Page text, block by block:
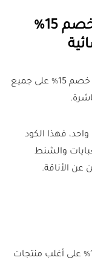
كود خصم لافي 2026 (ACC) خصم 15%
وفّري الحين مع كود خصم لافي (ACC) وخذي خصم 15% على جميع
فهذا الكود
والشنط
عن الأناقة.
كود لافي الفعّال هو (ACC) ويمنحك خصم 15% على أغلب منتجات